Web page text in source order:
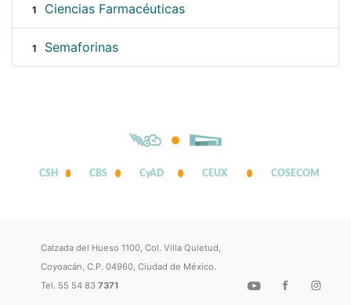
1 Ciencias Farmacéuticas
1 Semaforinas
CSH CBS CyAD CEUX COSECOM
Calzada del Hueso 1100, Col. Villa Quietud,
Coyoacán, C.P. 04960, Ciudad de México.
Tel. 55 54 837371